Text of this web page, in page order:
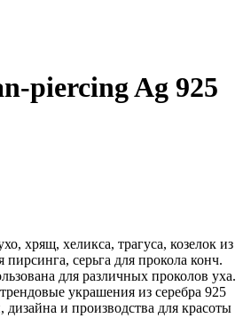
piercing Ag 925
хрящ, хеликса, трагуса, козелок из
серьга для прокола конч.
для различных проколов уха.
украшения из серебра 925
дизайна и производства для красоты